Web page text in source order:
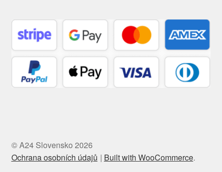
© A24 Slovensko 2026
Ochrana osobních údajů
Built with WooCommerce.